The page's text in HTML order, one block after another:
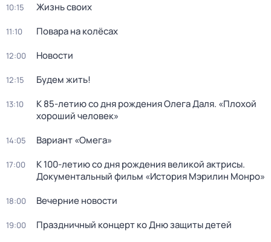
10:15 Жизнь своих
11:10 Повара на колёсах
12:00 Новости
12:15 Будем жить!
13:10
К 85-летию со дня рождения Олега Даля. «Плохой
хороший человек»
14:05 Вариант «Омега»
17:00
К 100-летию со дня рождения великой актрисы.
Документальный фильм «История Мэрилин Монро»
18:00 Вечерние новости
19:00 Праздничный концерт ко Дню защиты детей